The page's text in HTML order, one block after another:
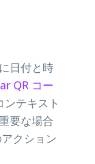
日付と時
QR コー
テキスト
要な場合
クション